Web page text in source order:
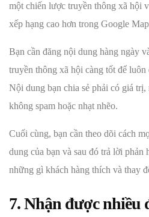
một chiến lược truyền thông xã hội
xếp hạng cao hơn trong Google
Bạn cần đăng nội dung hàng ngày
truyền thông xã hội càng tốt để
Nội dung bạn chia sẻ phải có giá
không spam hoặc nhạt nhẽo.
Cuối cùng, bạn cần theo dõi cách
dung của bạn và sau đó trả lời phản
những gì khách hàng thích và thay
7. Nhận được nhiều